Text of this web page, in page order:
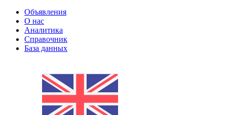
Объявления
О нас
Аналитика
Справочник
База данных